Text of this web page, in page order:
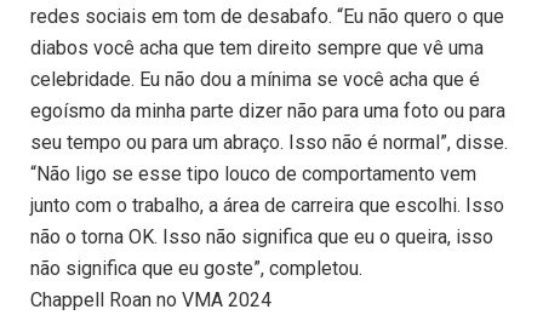
redes sociais em tom de desabafo. “Eu não quero o que
diabos você acha que tem direito sempre que vê uma
celebridade. Eu não dou a mínima se você acha que é
egoísmo da minha parte dizer não para uma foto ou para
seu tempo ou para um abraço. Isso não é normal”, disse.
“Não ligo se esse tipo louco de comportamento vem
junto com o trabalho, a área de carreira que escolhi. Isso
não o torna OK. Isso não significa que eu o queira, isso
não significa que eu goste”, completou.
Chappell Roan no VMA 2024